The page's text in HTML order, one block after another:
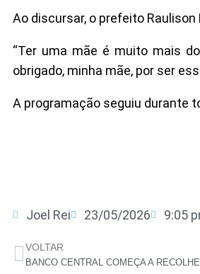
Ao discursar, o prefeito
“Ter uma mãe é muito mais
obrigado, minha mãe, por ser
A programação seguiu durante
Joel Rei 23/05/2026 9:05
VOLTAR